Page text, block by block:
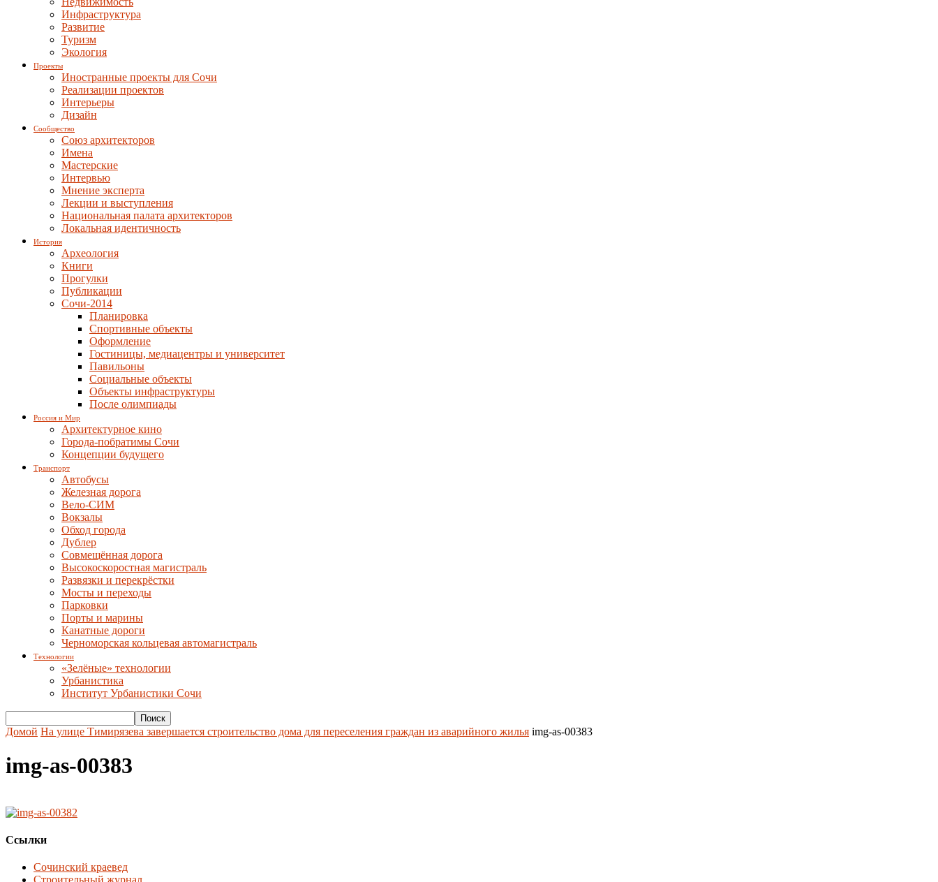
Инфраструктура
Развитие
Туризм
Экология
Проекты
Иностранные проекты для Сочи
Реализации проектов
Интерьеры
Дизайн
Сообщество
Союз архитекторов
Имена
Мастерские
Интервью
Мнение эксперта
Лекции и выступления
Национальная палата архитекторов
Локальная идентичность
История
Археология
Книги
Прогулки
Публикации
Сочи-2014
Планировка
Спортивные объекты
Оформление
Гостиницы, медиацентры и университет
Павильоны
Социальные объекты
Объекты инфраструктуры
После олимпиады
Россия и Мир
Архитектурное кино
Города-побратимы Сочи
Концепции будущего
Транспорт
Автобусы
Железная дорога
Вело-СИМ
Вокзалы
Обход города
Дублер
Совмещённая дорога
Высокоскоростная магистраль
Развязки и перекрёстки
Мосты и переходы
Парковки
Порты и марины
Канатные дороги
Черноморская кольцевая автомагистраль
Технологии
«Зелёные» технологии
Урбанистика
Институт Урбанистики Сочи
Домой На улице Тимирязева завершается строительство дома для переселения граждан из аварийного жилья img-as-00383
img-as-00383
Ссылки
Сочинский краевед